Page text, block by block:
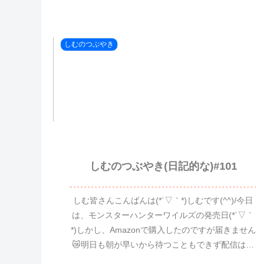
しむのつぶやき
しむのつぶやき(日記的な)#101
しむ皆さんこんばんは(*´▽｀*)しむです(^^)/今日
は、モンスターハンターワイルズの発売日(*´▽｀
*)しかし、Amazonで購入したのですが届きません
😿明日も朝が早いから待つこともできず配信はブ